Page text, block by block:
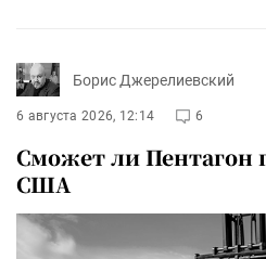
Борис Джерелиевский
6 августа 2026, 12:14 6
Сможет ли Пентагон
США